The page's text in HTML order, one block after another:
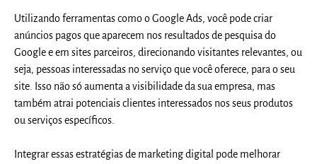
Utilizando ferramentas como o Google Ads, você pode criar
anúncios pagos que aparecem nos resultados de pesquisa do
Google e em sites parceiros, direcionando visitantes relevantes, ou
seja, pessoas interessadas no serviço que você oferece, para o seu
site. Isso não só aumenta a visibilidade da sua empresa, mas
também atrai potenciais clientes interessados nos seus produtos
ou serviços específicos.
Integrar essas estratégias de marketing digital pode melhorar